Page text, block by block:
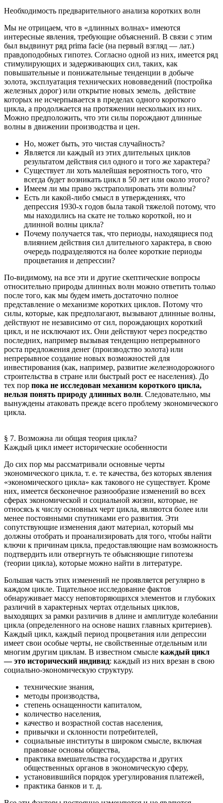
Необходимость предварительного анализа коротких волн
Мы не отрицаем, что в «длинных волнах» имеются
интересные явления, требующие объяснений. В связи с этим
был выдвинут ряд prima facie (на первый взгляд — лат.)
правдоподобных гипотез. Согласно одной из них, имеется ряд
стимулирующих и задерживающих сил, таких, как
повышательные и понижательные тенденции в добыче
золота, эксплуатация технических нововведений (постройка
железных дорог) или открытие новых земель, действие
которых не исчерпывается в пределах одного короткого
цикла, а продолжается на протяжении нескольких из них.
Можно предположить, что эти силы порождают длинные
волны в движении производства и цен.
Но, может быть, это чистая случайность?
Является ли каждый из этих длительных циклов
результатом действия сил одного и того же характера?
Существует ли хоть малейшая вероятность того, что
всегда будет возникать цикл в 50 лет или около этого?
Имеем ли мы право экстраполировать эти волны?
Есть ли какой-либо смысл в утверждениях, что
депрессия 1930-х годов была такой тяжелой потому, что
мы находились на скате не только короткой, но и
длинной волны цикла?
Почему получается так, что периоды, находящиеся под
влиянием действия сил длительного характера, в свою
очередь подразделяются на более короткие периоды
процветания и депрессии?
По-видимому, на все эти и другие скептические вопросы
относительно природы длинных волн можно ответить только
после того, как мы будем иметь достаточно полное
представление о механизме коротких циклов. Потому что
силы, которые, как предполагают, вызывают длинные волны,
действуют не независимо от сил, порождающих короткий
цикл, и не исключают их. Они действуют через посредство
последних, например вызывая тенденцию непрерывного
роста предложения денег (производство золота) или
непрерывное создание новых возможностей для
инвестирования (как, например, развитие железнодорожного
строительства в стране или быстрый рост ее населения). До
тех пор пока не исследован механизм короткого цикла,
нельзя понять природу длинных волн. Следовательно, мы
вынуждены атаковать прежде всего проблему экономического
цикла.
§ 7. Возможна ли общая теория цикла?
Каждый цикл имеет исторические особенности
До сих пор мы рассматривали основные черты
экономического цикла, т. е. те качества, без которых явления
«экономического цикла» как такового не существует. Кроме
них, имеется бесконечное разнообразие изменений во всех
сферах экономической и социальной жизни, которые, не
относясь к числу основных черт цикла, являются более или
менее постоянными спутниками его развития. Эти
сопутствующие изменения дают материал, который мы
должны отобрать и проанализировать для того, чтобы найти
ключи к причинам цикла, предоставляющие нам возможность
подтвердить или отвергнуть те объясняющие гипотезы
(теории цикла), которые можно найти в литературе.
Большая часть этих изменений не проявляется регулярно в
каждом цикле. Тщательное исследование фактов
обнаруживает массу неповторяющихся элементов и глубоких
различий в характерных чертах отдельных циклов,
выходящих за рамки различив в длине и амплитуде колебании
цикла (определенного на основе наших главных критериев).
Каждый цикл, каждый период процветания или депрессии
имеет свои особые черты, не свойственные отдельным или
многим другим циклам. В известном смысле каждый цикл
— это исторический индивид: каждый из них врезан в свою
социально-экономическую структуру.
технические знания,
методы производства,
степень оснащенности капиталом,
количество населения,
качество и возрастной состав населения,
привычки и склонности потребителей,
социальные институты в широком смысле, включая
правовые основы общества,
практика вмешательства государства и других
общественных органов в экономическую сферу,
установившийся порядок урегулирования платежей,
практика банков и т. д.